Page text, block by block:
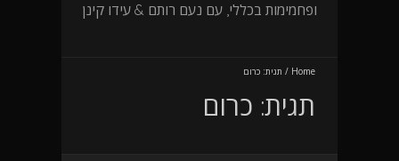
ופחמימות בכללי, עם נעם רותם & עידו קינן
Home
/ תגית: כרום
תגית: כרום